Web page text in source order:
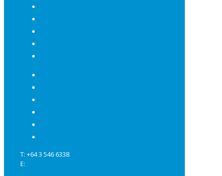
T: +64 3 546 6338
E: